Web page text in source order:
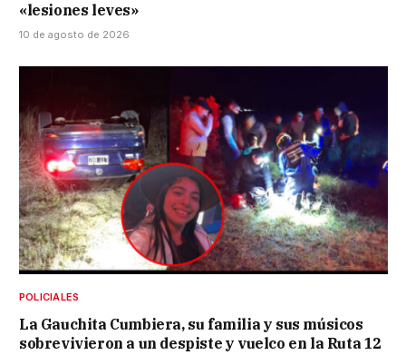
«lesiones leves»
10 de agosto de 2026
POLICIALES
La Gauchita Cumbiera, su familia y sus músicos
sobrevivieron a un despiste y vuelco en la Ruta 12